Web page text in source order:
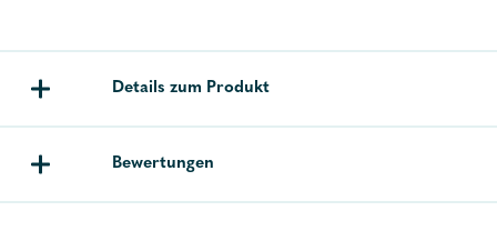
Details zum Produkt
Bewertungen